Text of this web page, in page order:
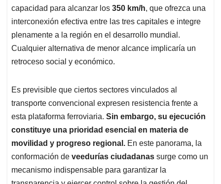
capacidad para alcanzar los 350 km/h, que ofrezca una
interconexión efectiva entre las tres capitales e integre
plenamente a la región en el desarrollo mundial.
Cualquier alternativa de menor alcance implicaría un
retroceso social y económico.
Es previsible que ciertos sectores vinculados al
transporte convencional expresen resistencia frente a
esta plataforma ferroviaria. Sin embargo, su ejecución
constituye una prioridad esencial en materia de
movilidad y progreso regional. En este panorama, la
conformación de veedurías ciudadanas surge como un
mecanismo indispensable para garantizar la